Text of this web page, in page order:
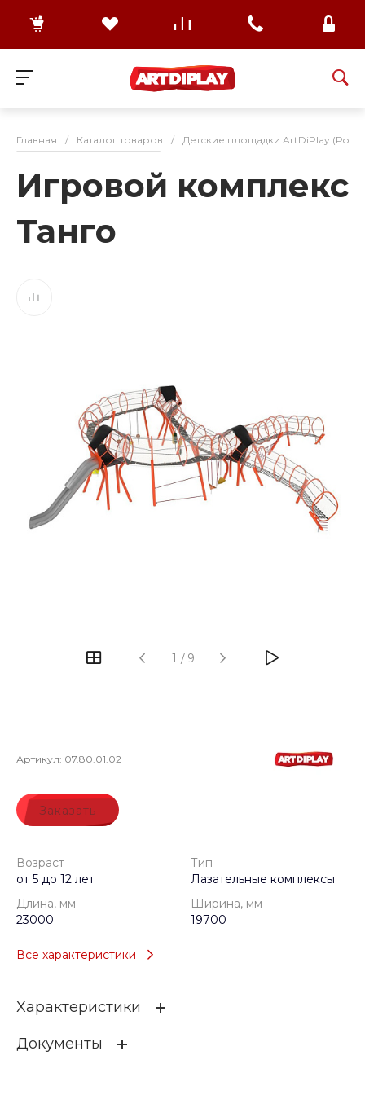
Главная / Каталог товаров / Детские площадки ArtDiPlay
Игровой комплекс
Танго
1 / 9
Артикул: 07.80.01.02
Заказать
Возраст
от 5 до 12 лет
Тип
Лазательные комплексы
Длина, мм
23000
Ширина, мм
19700
Все характеристики
Характеристики
Возраст
Документы